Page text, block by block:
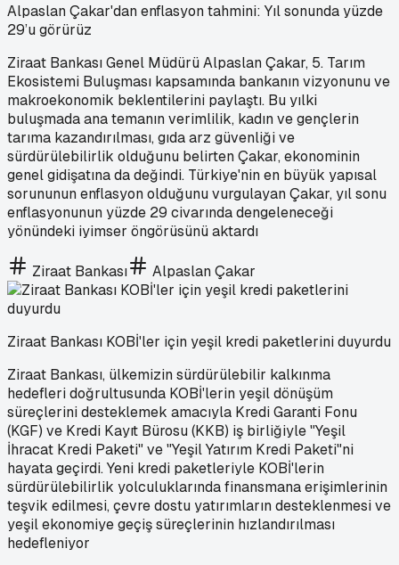
Alpaslan Çakar'dan enflasyon tahmini: Yıl sonunda yüzde
29’u görürüz
Ziraat Bankası Genel Müdürü Alpaslan Çakar, 5. Tarım
Ekosistemi Buluşması kapsamında bankanın vizyonunu ve
makroekonomik beklentilerini paylaştı. Bu yılki
buluşmada ana temanın verimlilik, kadın ve gençlerin
tarıma kazandırılması, gıda arz güvenliği ve
sürdürülebilirlik olduğunu belirten Çakar, ekonominin
genel gidişatına da değindi. Türkiye'nin en büyük yapısal
sorununun enflasyon olduğunu vurgulayan Çakar, yıl sonu
enflasyonunun yüzde 29 civarında dengeleneceği
yönündeki iyimser öngörüsünü aktardı
Ziraat Bankası Alpaslan Çakar
Ziraat Bankası KOBİ'ler için yeşil kredi paketlerini duyurdu
Ziraat Bankası, ülkemizin sürdürülebilir kalkınma
hedefleri doğrultusunda KOBİ'lerin yeşil dönüşüm
süreçlerini desteklemek amacıyla Kredi Garanti Fonu
(KGF) ve Kredi Kayıt Bürosu (KKB) iş birliğiyle "Yeşil
İhracat Kredi Paketi" ve "Yeşil Yatırım Kredi Paketi"ni
hayata geçirdi. Yeni kredi paketleriyle KOBİ'lerin
sürdürülebilirlik yolculuklarında finansmana erişimlerinin
teşvik edilmesi, çevre dostu yatırımların desteklenmesi ve
yeşil ekonomiye geçiş süreçlerinin hızlandırılması
hedefleniyor